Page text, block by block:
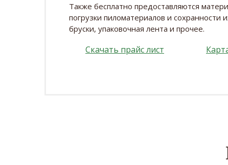
Также бесплатно предоставляются
погрузки пиломатериалов и сохранности
бруски, упаковочная лента и прочее.
Скачать прайс лист